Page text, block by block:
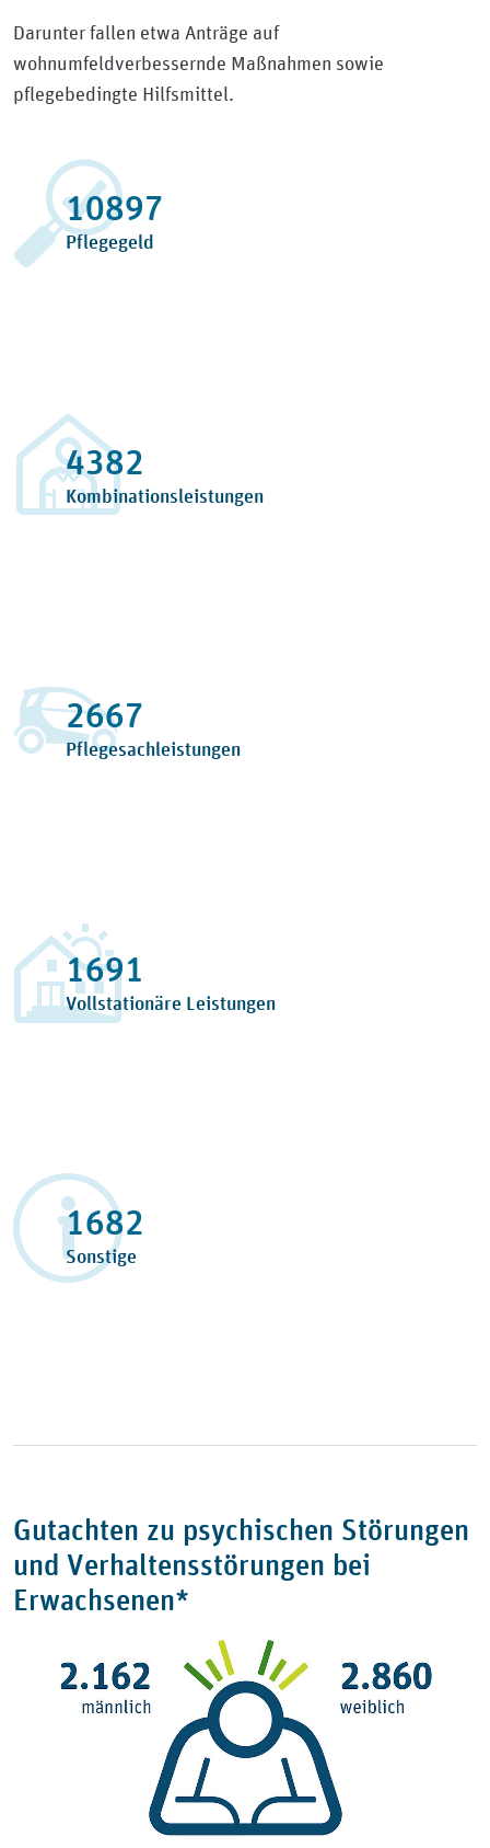
Darunter fallen etwa Anträge auf
wohnumfeldverbessernde Maßnahmen sowie
pflegebedingte Hilfsmittel.
13041
Pflegegeld
5245
Kombinationsleistungen
3192
Pflegesachleistungen
2024
Vollstationäre Leistungen
2013
Sonstige
Gutachten zu psychischen Störungen
und Verhaltensstörungen bei
Erwachsenen*